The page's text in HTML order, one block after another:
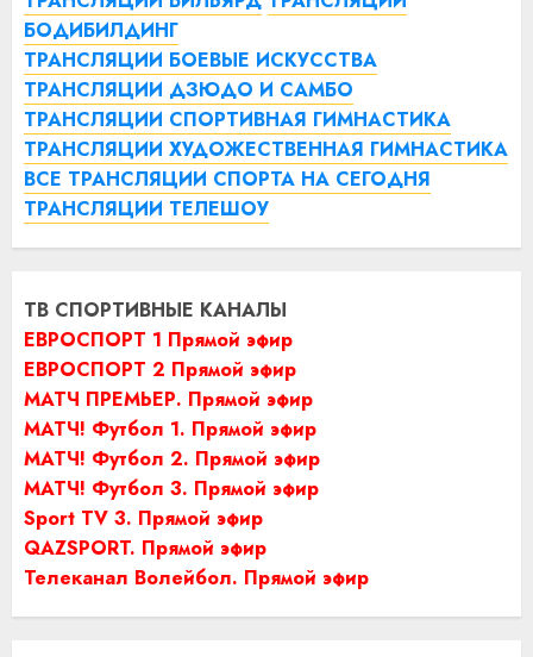
БОДИБИЛДИНГ
ТРАНСЛЯЦИИ БОЕВЫЕ ИСКУССТВА
ТРАНСЛЯЦИИ ДЗЮДО И САМБО
ТРАНСЛЯЦИИ СПОРТИВНАЯ ГИМНАСТИКА
ТРАНСЛЯЦИИ ХУДОЖЕСТВЕННАЯ ГИМНАСТИКА
ВСЕ ТРАНСЛЯЦИИ СПОРТА НА СЕГОДНЯ
ТРАНСЛЯЦИИ ТЕЛЕШОУ
ТВ СПОРТИВНЫЕ КАНАЛЫ
ЕВРОСПОРТ 1 Прямой эфир
ЕВРОСПОРТ 2 Прямой эфир
МАТЧ ПРЕМЬЕР. Прямой эфир
МАТЧ! Футбол 1. Прямой эфир
МАТЧ! Футбол 2. Прямой эфир
МАТЧ! Футбол 3. Прямой эфир
Sport TV 3. Прямой эфир
QAZSPORT. Прямой эфир
Телеканал Волейбол. Прямой эфир